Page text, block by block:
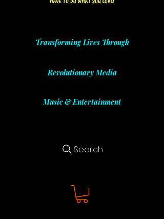
Transforming Lives Through
Revolutionary Media
Music & Entertainment
Search